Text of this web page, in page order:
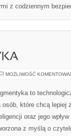
z codziennym
MOŻLIWOŚĆ
to
osób, które chcą lepiej
oraz jego
z myślą o